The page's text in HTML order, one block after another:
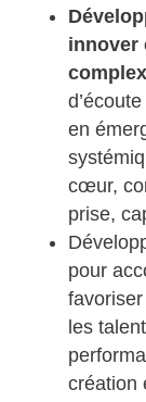
innover
en
cœur,
prise,
pour
les
création